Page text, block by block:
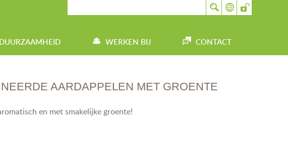
DUURZAAMHEID WERKEN BIJ CONTACT
AARDAPPELEN MET GROENTE
en met smakelijke groente!